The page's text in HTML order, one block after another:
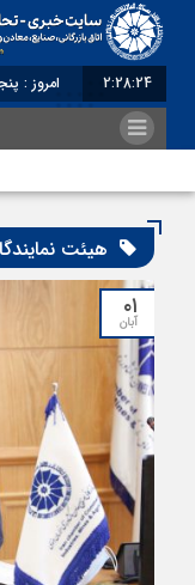
2:28:24 امروز : پنجشنبه -
هیئت
۰۱
آبان